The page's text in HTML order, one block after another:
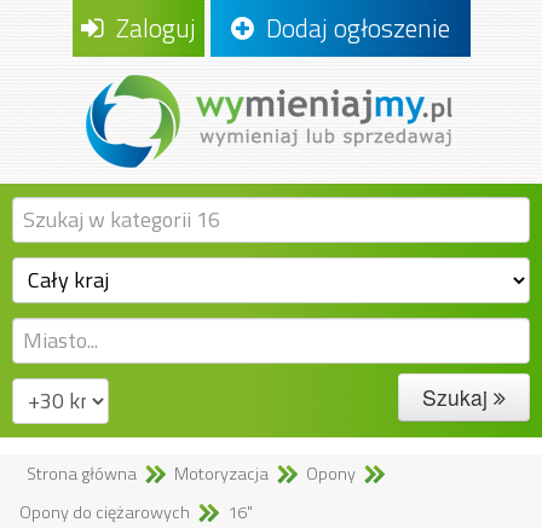
Zaloguj Dodaj ogłoszenie
Szukaj
Strona główna Motoryzacja
Opony
Opony do ciężarowych
16"